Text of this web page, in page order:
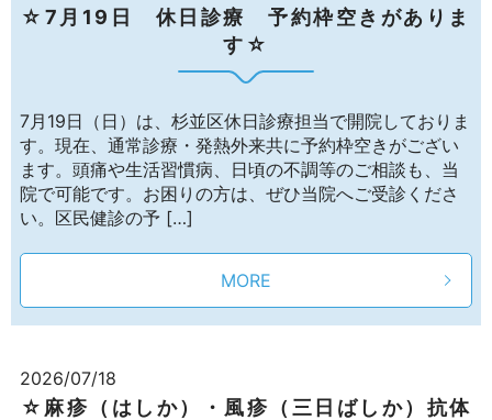
☆7月19日 休日診療 予約枠空きがありま
す☆
7月19日（日）は、杉並区休日診療担当で開院しておりま
す。現在、通常診療・発熱外来共に予約枠空きがござい
ます。頭痛や生活習慣病、日頃の不調等のご相談も、当
院で可能です。お困りの方は、ぜひ当院へご受診くださ
い。区民健診の予 […]
MORE
2026/07/18
☆麻疹（はしか）・風疹（三日ばしか）抗体